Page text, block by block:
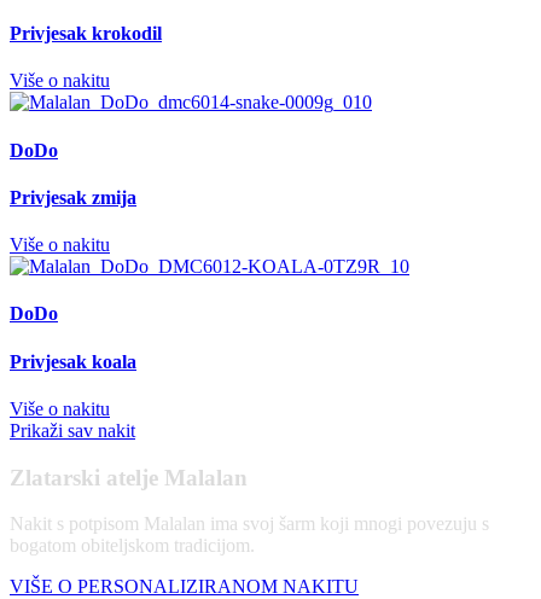
Privjesak krokodil
Više o nakitu
DoDo
Privjesak zmija
Više o nakitu
DoDo
Privjesak koala
Više o nakitu
Prikaži sav nakit
Zlatarski atelje Malalan
Nakit s potpisom Malalan ima svoj šarm koji mnogi povezuju s
bogatom obiteljskom tradicijom.
VIŠE O PERSONALIZIRANOM NAKITU